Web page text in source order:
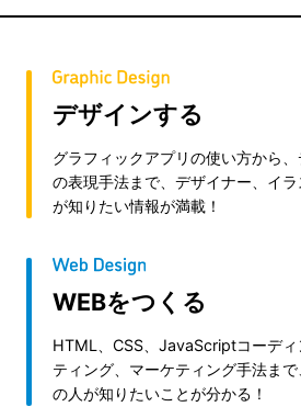
デザインする
グラフィックアプリの使い方から
の表現手法まで、デザイナー、イ
が知りたい情報が満載！
WEBをつくる
HTML、CSS、JavaScriptコーディ
ティング、マーケティング手法ま
の人が知りたいことが分かる！